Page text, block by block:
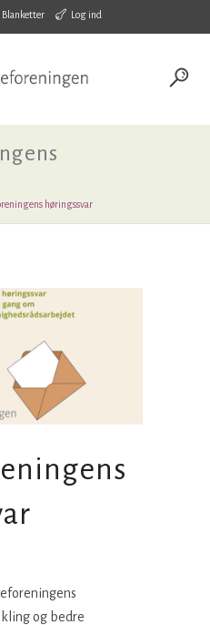
Blanketter Log ind
høringssvar
og bedre